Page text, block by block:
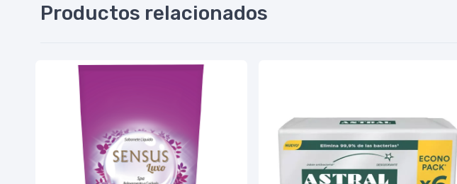
Productos relacionados